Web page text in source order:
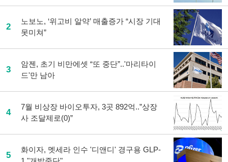
2
노보노, ‘위고비 알약’ 매출증가 “시장 기대
못미쳐”
3
암젠, 초기 비만에셋 “또 중단”..'마리타이
드'만 남아
4
7월 비상장 바이오투자, 3곳 892억..”상장
사 조달제로(0)”
5
화이자, 멧세라 인수 '디앤디' 경구용 GLP-